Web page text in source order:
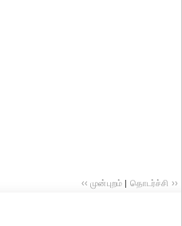
‹‹ முன்புறம் | தொடர்ச்சி ››